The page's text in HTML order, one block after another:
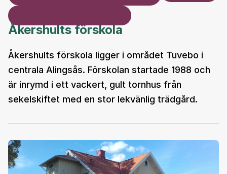
Åkershults förskola
Åkershults förskola ligger i området Tuvebo i
centrala Alingsås. Förskolan startade 1988 och
är inrymd i ett vackert, gult tornhus från
sekelskiftet med en stor lekvänlig trädgård.